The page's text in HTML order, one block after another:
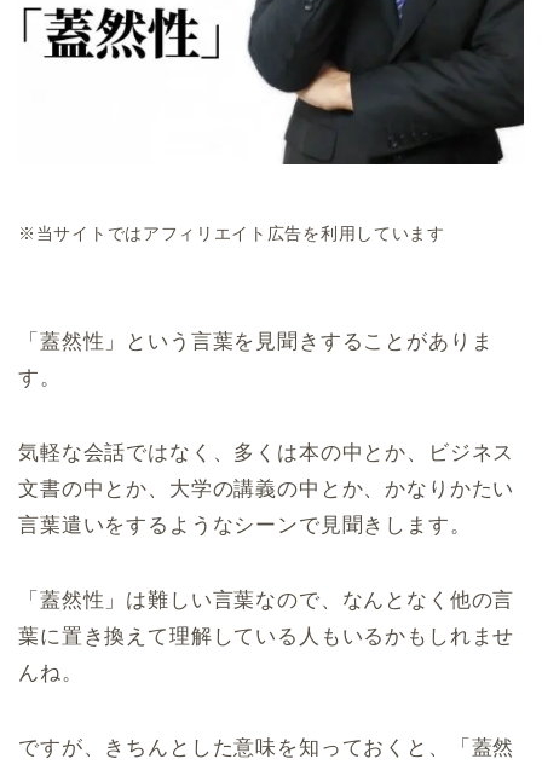
※当サイトではアフィリエイト広告を利用しています
「蓋然性」という言葉を見聞きすることがありま
す。
気軽な会話ではなく、多くは本の中とか、ビジネス
文書の中とか、大学の講義の中とか、かなりかたい
言葉遣いをするようなシーンで見聞きします。
「蓋然性」は難しい言葉なので、なんとなく他の言
葉に置き換えて理解している人もいるかもしれませ
んね。
ですが、きちんとした意味を知っておくと、「蓋然